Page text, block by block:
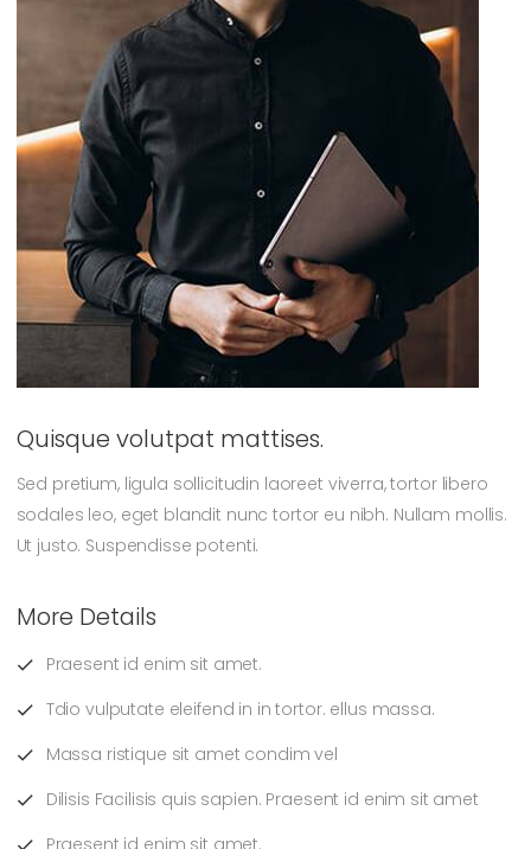
Quisque volutpat mattises.
Sed pretium, ligula sollicitudin laoreet viverra, tortor libero
sodales leo, eget blandit nunc tortor eu nibh. Nullam mollis.
Ut justo. Suspendisse potenti.
More Details
Praesent id enim sit amet.
Tdio vulputate eleifend in in tortor. ellus massa.
Massa ristique sit amet condim vel
Dilisis Facilisis quis sapien. Praesent id enim sit amet
Praesent id enim sit amet.